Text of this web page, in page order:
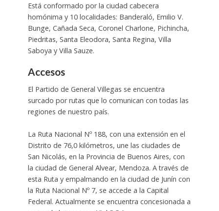
Está conformado por la ciudad cabecera
homónima y 10 localidades: Banderaló, Emilio V.
Bunge, Cañada Seca, Coronel Charlone, Pichincha,
Piedritas, Santa Eleodora, Santa Regina, Villa
Saboya y Villa Sauze.
Accesos
El Partido de General Villegas se encuentra
surcado por rutas que lo comunican con todas las
regiones de nuestro país.
La Ruta Nacional Nº 188, con una extensión en el
Distrito de 76,0 kilómetros, une las ciudades de
San Nicolás, en la Provincia de Buenos Aires, con
la ciudad de General Alvear, Mendoza. A través de
esta Ruta y empalmando en la ciudad de Junín con
la Ruta Nacional Nº 7, se accede a la Capital
Federal. Actualmente se encuentra concesionada a